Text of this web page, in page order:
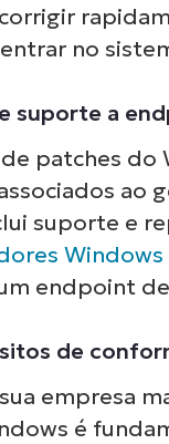
no
suporte a
patches do
ao
suporte e
Windows
endpoint
de
empresa
é